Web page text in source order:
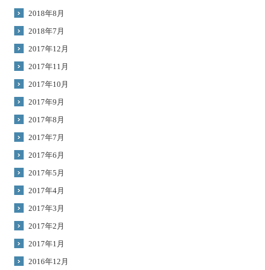
2018年8月
2018年7月
2017年12月
2017年11月
2017年10月
2017年9月
2017年8月
2017年7月
2017年6月
2017年5月
2017年4月
2017年3月
2017年2月
2017年1月
2016年12月